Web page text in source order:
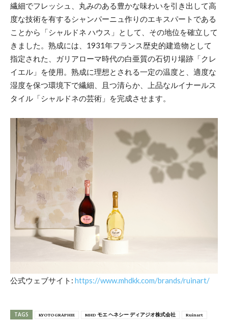
繊細でフレッシュ、丸みのある豊かな味わいを引き出して高
度な技術を有するシャンパーニュ作りのエキスパートである
ことから「シャルドネ ハウス」として、その地位を確立して
きました。熟成には、1931年フランス歴史的建造物として
指定された、ガリアローマ時代の白亜質の石切り場跡「クレ
イエル」を使用。熟成に理想とされる一定の温度と、適度な
湿度を保つ環境下で繊細、且つ清らか、上品なルイナールス
タイル「シャルドネの芸術」を完成させます。
公式ウェブサイト: https://www.mhdkk.com/brands/ruinart/
TAGS KYOTOGRAPHIE MHD モエ ヘネシー ディアジオ株式会社 Ruinart